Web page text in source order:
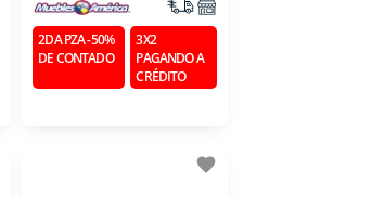
2DA PZA -50%
DE CONTADO
3X2
PAGANDO A
CRÉDITO
favorite